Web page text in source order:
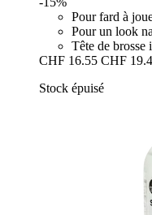
Pour fard à
Pour un look
Tête de brosse
CHF 16.55 CHF
Stock épuisé